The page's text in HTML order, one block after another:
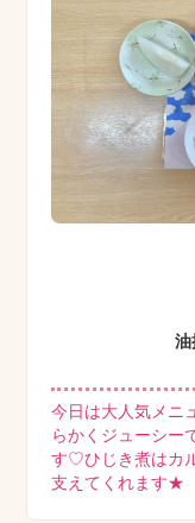
油
今日は大人気メニ
らかくジューシー
す♡ひじき煮はカ
支えてくれます★